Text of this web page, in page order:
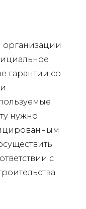
гарантии со
нужно
с